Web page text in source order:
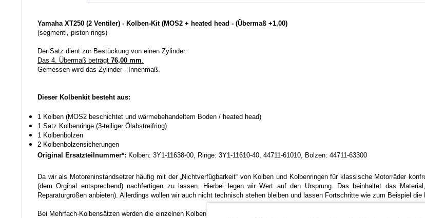
Yamaha XT250 (2 Ventiler) - Kolben-Kit (MOS2 + heated head - (Übermaß +1,00)
(segmenti, piston rings)
Der Satz dient zur Bestückung von einen Zylinder.
Das 4. Übermaß beträgt 76,00 mm.
Gemessen wird das Zylinder - Innenmaß.
Dieser Kolbenkit besteht aus:
1 Kolben (MOS2 beschichtet und wärmebehandeltem Boden / heated head)
1 Satz Kolbenringe (3-teiliger Ölabstreifring)
1 Kolbenbolzen
2 Kolbenbolzensicherungen
Original Ersatzteilnummer*: Kolben: 3Y1-11638-00, Ringe: 3Y1-11610-40, 44711-61010, Bolzen: 44711-63300
Da wir als Motoreninstandsetzer häufig mit der „Nichtverfügbarkeit“ von Kolben und Kolbenringen für klassische Motorräder
(dem Orginal entsprechend) nachfertigen zu lassen. Hierbei legen wir Wert auf den Ursprung. Das beinhaltet das
Reparaturgrößen anbieten). Allerdings wollen wir auch nicht technisch stehen bleiben und lassen Fortschritte wie zum Beispiel
Bei Mehrfach-Kolbensätzen werden die einzelnen Kolben auf eine minimale Gewichtstoleranz verwogen auf unterhalb von 0,2